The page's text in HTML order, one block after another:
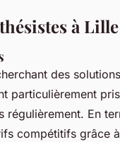
à Lille
des
particulièrement
En
compétitifs grâce